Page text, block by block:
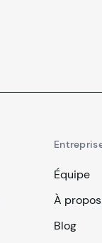
Équipe
À propos
Blog